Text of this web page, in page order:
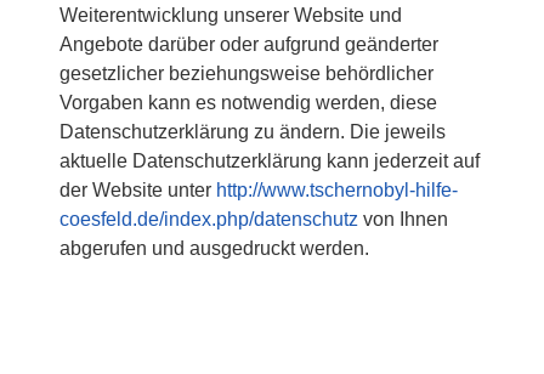
Weiterentwicklung unserer Website und
Angebote darüber oder aufgrund geänderter
gesetzlicher beziehungsweise behördlicher
Vorgaben kann es notwendig werden, diese
Datenschutzerklärung zu ändern. Die jeweils
aktuelle Datenschutzerklärung kann jederzeit auf
der Website unter http://www.tschernobyl-hilfe-
coesfeld.de/index.php/datenschutz von Ihnen
abgerufen und ausgedruckt werden.